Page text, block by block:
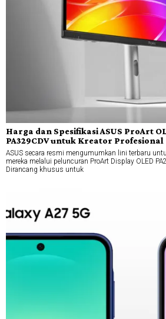
Harga dan Spesifikasi ASUS ProArt
PA329CDV untuk Kreator Profesional
ASUS secara resmi mengumumkan lini terbaru
mereka melalui peluncuran ProArt Display OLED
Dirancang khusus untuk